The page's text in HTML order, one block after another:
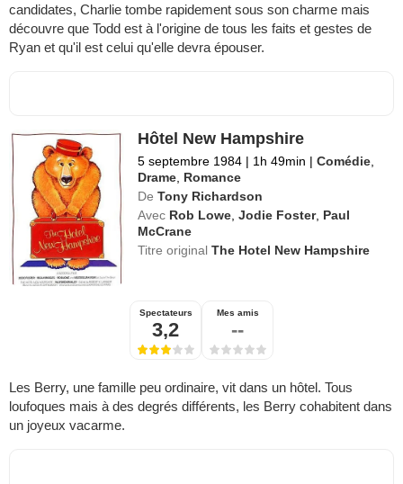
candidates, Charlie tombe rapidement sous son charme mais
découvre que Todd est à l'origine de tous les faits et gestes de
Ryan et qu'il est celui qu'elle devra épouser.
Hôtel New Hampshire
5 septembre 1984 | 1h 49min | Comédie
Drame Romance
De Tony Richardson
Avec Rob Lowe ,Jodie Foster, Paul
McCrane
Titre originalThe Hotel New Hampshire
Spectateurs
3,2
Mes amis
--
Les Berry, une famille peu ordinaire, vit dans un hôtel. Tous
loufoques mais à des degrés différents, les Berry cohabitent dans
un joyeux vacarme.